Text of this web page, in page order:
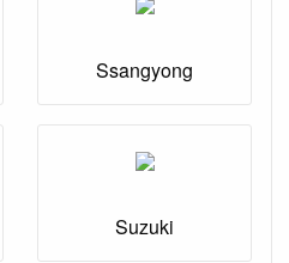
Ssangyong
Suzuki